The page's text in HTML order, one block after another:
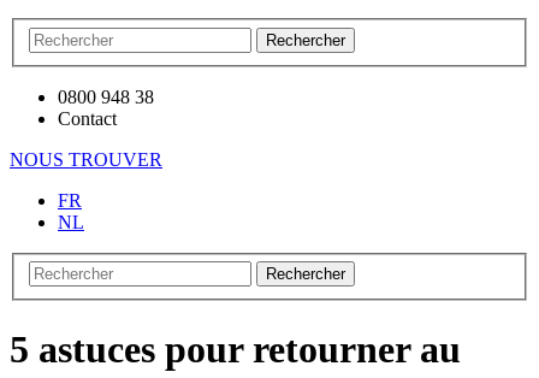
Rechercher
0800 948 38
Contact
NOUS TROUVER
FR
NL
Rechercher
5 astuces pour retourner au